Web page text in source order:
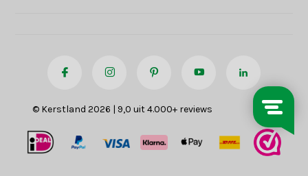
© Kerstland 2026 | 9,0 uit 4.000+ reviews